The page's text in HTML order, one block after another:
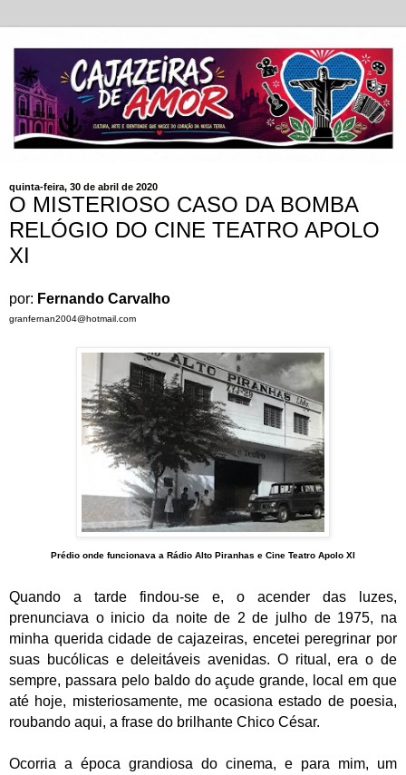
quinta-feira, 30 de abril de 2020
O MISTERIOSO CASO DA BOMBA
RELÓGIO DO CINE TEATRO APOLO
XI
por: Fernando Carvalho
granfernan2004@hotmail.com
Prédio onde funcionava a Rádio Alto Piranhas e Cine Teatro Apolo XI
Quando a tarde findou-se e, o acender das luzes,
prenunciava o inicio da noite de 2 de julho de 1975, na
minha querida cidade de cajazeiras, encetei peregrinar por
suas bucólicas e deleitáveis avenidas. O ritual, era o de
sempre, passara pelo baldo do açude grande, local em que
até hoje, misteriosamente, me ocasiona estado de poesia,
roubando aqui, a frase do brilhante Chico César.
Ocorria a época grandiosa do cinema, e para mim, um